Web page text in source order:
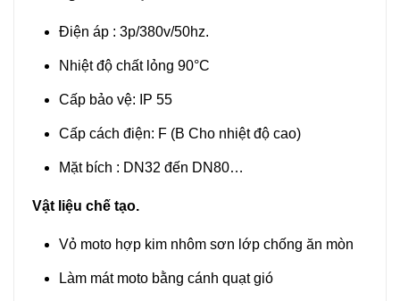
Điện áp : 3p/380v/50hz.
Nhiệt độ chất lỏng 90°C
Cấp bảo vệ: IP 55
Cấp cách điện: F (B Cho nhiệt độ cao)
Mặt bích : DN32 đến DN80…
Vật liệu chế tạo.
Vỏ moto hợp kim nhôm sơn lớp chống ăn mòn
Làm mát moto bằng cánh quạt gió